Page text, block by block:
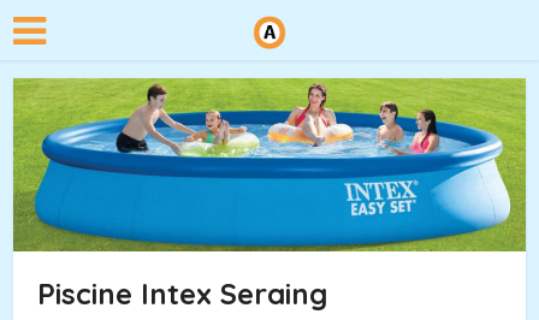
Piscine Intex Seraing